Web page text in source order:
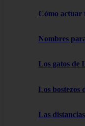
Cómo actuar
Nombres
Los gatos de
Los bostezos
Las